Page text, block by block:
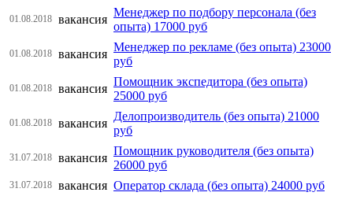
01.08.2018 вакансия
Менеджер по подбору персонала (без
опыта) 17000 руб
01.08.2018 вакансия
Менеджер по рекламе (без опыта) 23000
руб
01.08.2018 вакансия
Помощник экспедитора (без опыта)
25000 руб
01.08.2018 вакансия
Делопроизводитель (без опыта) 21000
руб
31.07.2018 вакансия
Помощник руководителя (без опыта)
26000 руб
31.07.2018 вакансия Оператор склада (без опыта) 24000 руб